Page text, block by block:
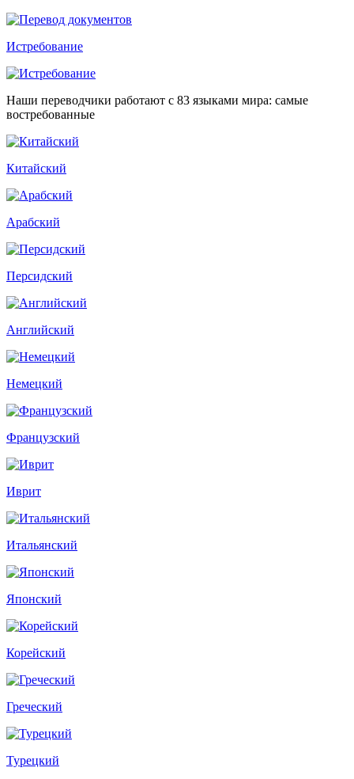
Истребование
Наши переводчики работают с 83 языками мира: самые
востребованные
Китайский
Арабский
Персидский
Английский
Немецкий
Французский
Иврит
Итальянский
Японский
Корейский
Греческий
Турецкий